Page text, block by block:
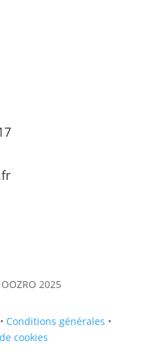
2025
• Conditions générales •
cookies